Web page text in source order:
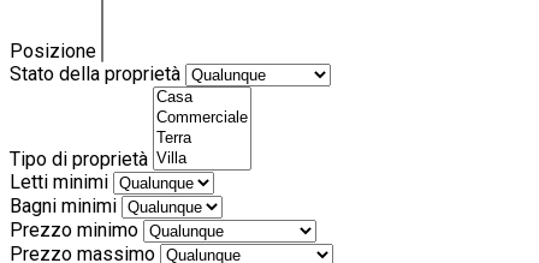
Posizione
Stato della proprietà
Tipo di proprietà
Letti minimi
Bagni minimi
Prezzo minimo
Prezzo massimo